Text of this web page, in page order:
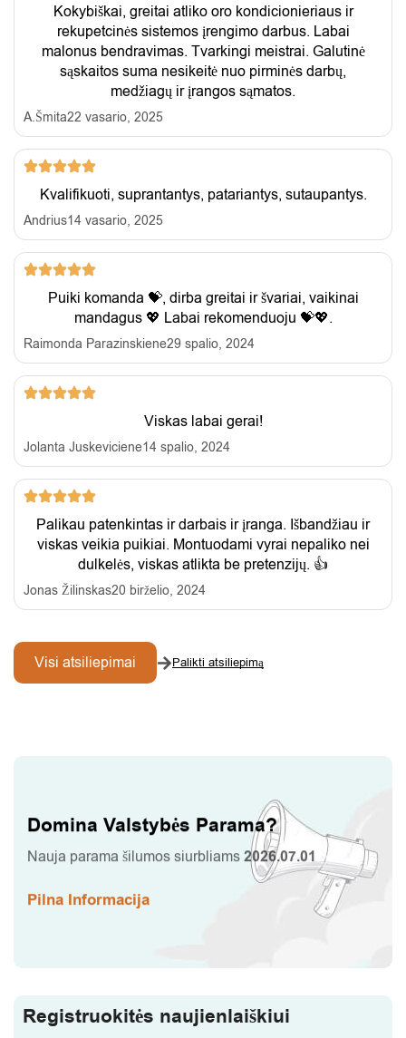
Kokybiškai, greitai atliko oro kondicionieriaus ir
rekupetcinės sistemos įrengimo darbus. Labai
malonus bendravimas. Tvarkingi meistrai. Galutinė
sąskaitos suma nesikeitė nuo pirminės darbų,
medžiagų ir įrangos sąmatos.
A.Šmita22 vasario, 2025
Kvalifikuoti, suprantantys, patariantys, sutaupantys.
Andrius14 vasario, 2025
Puiki komanda 💝, dirba greitai ir švariai, vaikinai
mandagus 💖 Labai rekomenduoju 💝💖.
Raimonda Parazinskiene29 spalio, 2024
Viskas labai gerai!
Jolanta Juskeviciene14 spalio, 2024
Palikau patenkintas ir darbais ir įranga. Išbandžiau ir
viskas veikia puikiai. Montuodami vyrai nepaliko nei
dulkelės, viskas atlikta be pretenzijų. 👍
Jonas Žilinskas20 birželio, 2024
Visi atsiliepimai Palikti atsiliepimą
Domina Valstybės Parama?
Nauja parama šilumos siurbliams2026.07.01
Pilna Informacija
Registruokitės naujienlaiškiui